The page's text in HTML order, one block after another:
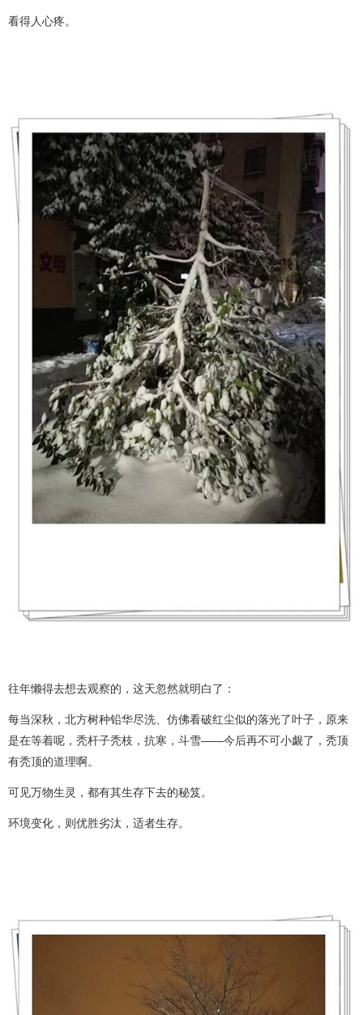
看得人心疼。
往年懒得去想去观察的，这天忽然就明白了：
每当深秋，北方树种铅华尽洗、仿佛看破红尘似的落光了叶子，原来
是在等着呢，秃杆子秃枝，抗寒，斗雪——今后再不可小觑了，秃顶
有秃顶的道理啊。
可见万物生灵，都有其生存下去的秘笈。
环境变化，则优胜劣汰，适者生存。